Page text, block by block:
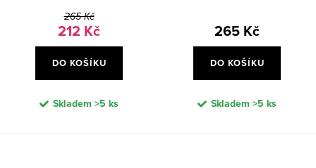
265 Kč
212 Kč
DO KOŠÍKU
Skladem >5 ks
265 Kč
DO KOŠÍKU
Skladem >5 ks